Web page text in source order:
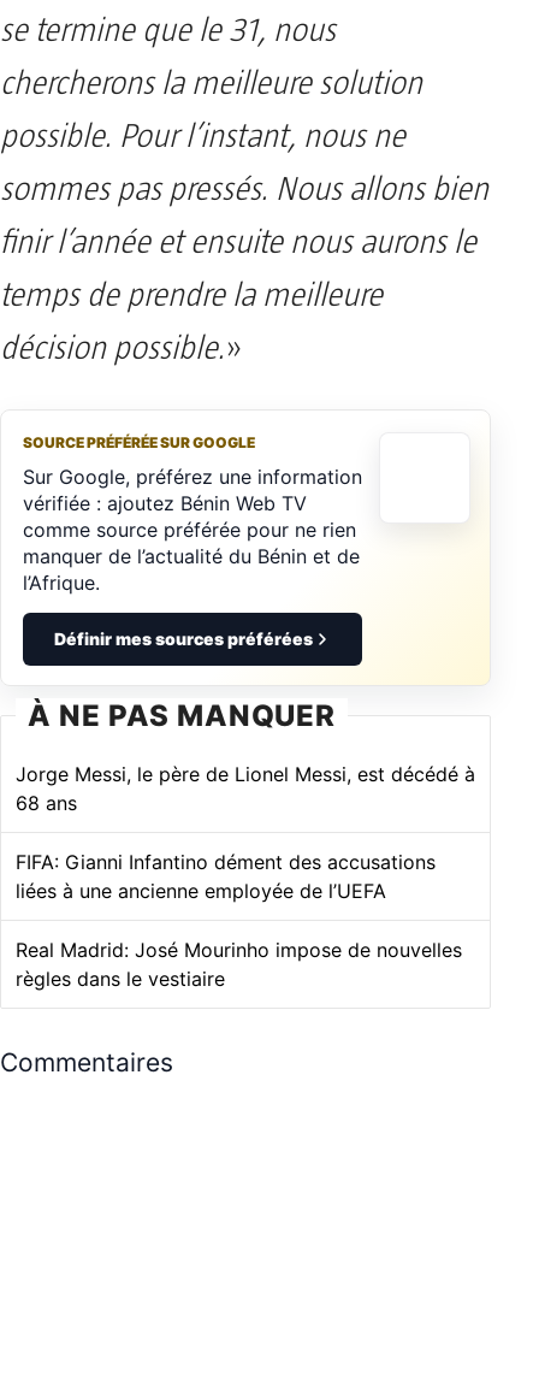
se termine que le 31, nous
chercherons la meilleure solution
possible. Pour l’instant, nous ne
sommes pas pressés. Nous allons bien
finir l’année et ensuite nous aurons le
temps de prendre la meilleure
décision possible.»
SOURCE PRÉFÉRÉE SUR GOOGLE
Sur Google, préférez une information
vérifiée : ajoutez Bénin Web TV
comme source préférée pour ne rien
manquer de l’actualité du Bénin et de
l’Afrique.
Définir mes sources préférées
À NE PAS MANQUER
Jorge Messi, le père de Lionel Messi, est décédé à
68 ans
FIFA: Gianni Infantino dément des accusations
liées à une ancienne employée de l’UEFA
Real Madrid: José Mourinho impose de nouvelles
règles dans le vestiaire
Commentaires